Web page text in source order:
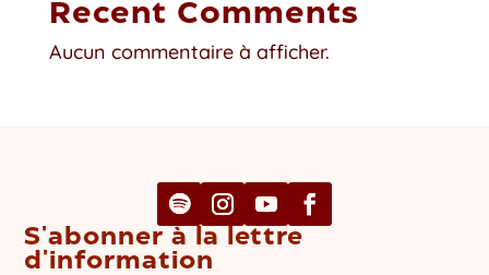
Recent Comments
Aucun commentaire à afficher.
S'abonner à la lettre
d'information